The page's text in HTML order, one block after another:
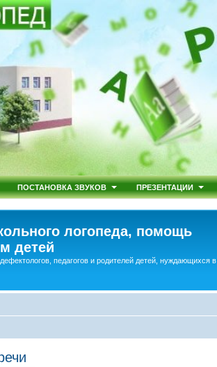
ПОСТАНОВКА ЗВУКОВ ПРЕЗЕНТАЦИИ
логопеда, помощь
детей
педагогов и родителей детей, нуждающихся в